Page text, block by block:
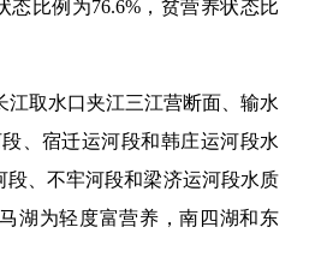
态比例为76.6%，贫营养状态比
江取水口夹江三江营断面、输水
、宿迁运河段和韩庄运河段水
段、不牢河段和梁济运河段水质
湖为轻度富营养，南四湖和东